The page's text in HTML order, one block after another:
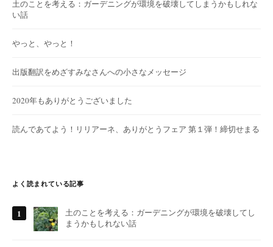
土のことを考える：ガーデニングが環境を破壊してしまうかもしれな
い話
やっと、やっと！
出版翻訳をめざすみなさんへの小さなメッセージ
2020年もありがとうございました
読んであてよう！リリアーネ、ありがとうフェア 第１弾！締切せまる
よく読まれている記事
土のことを考える：ガーデニングが環境を破壊してし
まうかもしれない話